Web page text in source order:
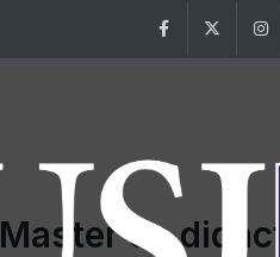
Facebook
Master en